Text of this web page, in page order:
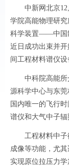
中新网北京12
学院高能物理研
科学装置——中国
近日成功出束并
间工程材料谱仪设
中科院高能所
源科学中心与东
国内唯一的飞行
谱仪和大气中子辐
工程材料中子
成像等功能，尤
实现原位拉压力